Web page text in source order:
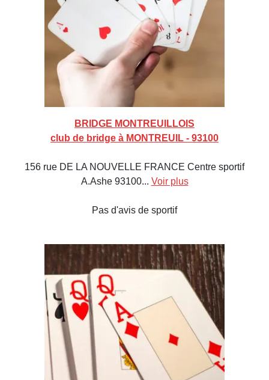
BRIDGE MONTREUILLOIS
club de bridge à MONTREUIL - 93100
156 rue DE LA NOUVELLE FRANCE Centre sportif
A.Ashe 93100... Voir plus
Pas d'avis de sportif